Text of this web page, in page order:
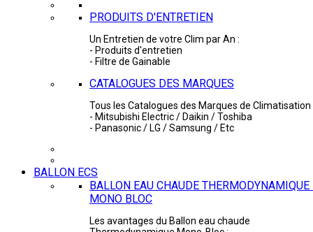
PRODUITS D'ENTRETIEN
Un Entretien de votre Clim par An :
- Produits d'entretien
- Filtre de Gainable
CATALOGUES DES MARQUES
Tous les Catalogues des Marques de Climatisation
- Mitsubishi Electric / Daikin / Toshiba
- Panasonic / LG / Samsung / Etc
BALLON ECS
BALLON EAU CHAUDE THERMODYNAMIQUE
MONO BLOC
Les avantages du Ballon eau chaude